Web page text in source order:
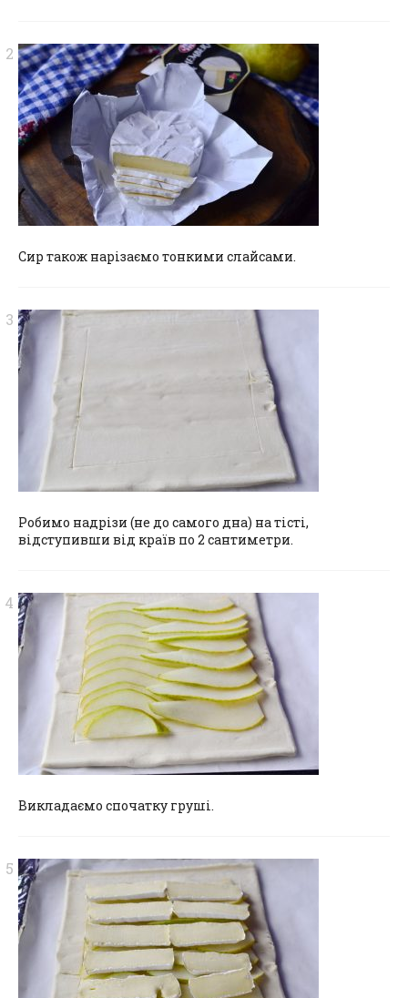
Сир також нарізаємо тонкими слайсами.
Робимо надрізи (не до самого дна) на тісті,
відступивши від країв по 2 сантиметри.
Викладаємо спочатку груші.